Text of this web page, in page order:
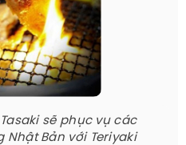
sẽ phục vụ các
Bản với Teriyaki